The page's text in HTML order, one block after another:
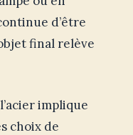
d’être
final relève
implique
choix de